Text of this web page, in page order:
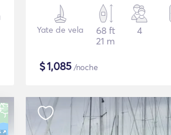
Yate de vela
68 ft
21 m
4
$1,085 /noche